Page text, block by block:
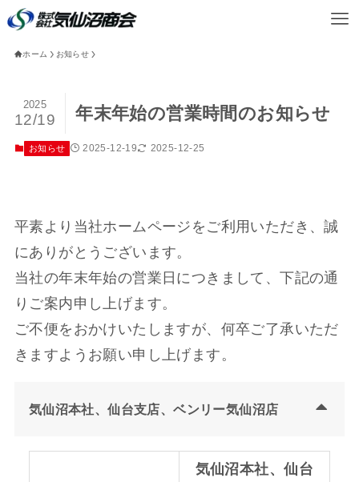
ホーム お知らせ
年末年始の営業時間のお知らせ
2025
12/19
お知らせ 2025-12-19 2025-12-25
平素より当社ホームページをご利用いただき、誠
にありがとうございます。
当社の年末年始の営業日につきまして、下記の通
りご案内申し上げます。
ご不便をおかけいたしますが、何卒ご了承いただ
きますようお願い申し上げます。
気仙沼本社、仙台支店、ベンリー気仙沼店
気仙沼本社、仙台